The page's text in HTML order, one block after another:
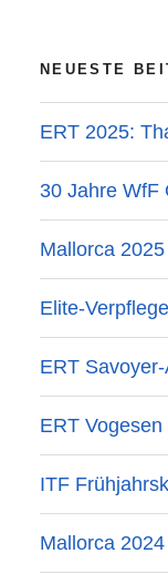
NEUESTE
ERT 2025:
30 Jahre WfF
Mallorca 2025
Elite-
ERT
ERT Vogesen
ITF
Mallorca 2024